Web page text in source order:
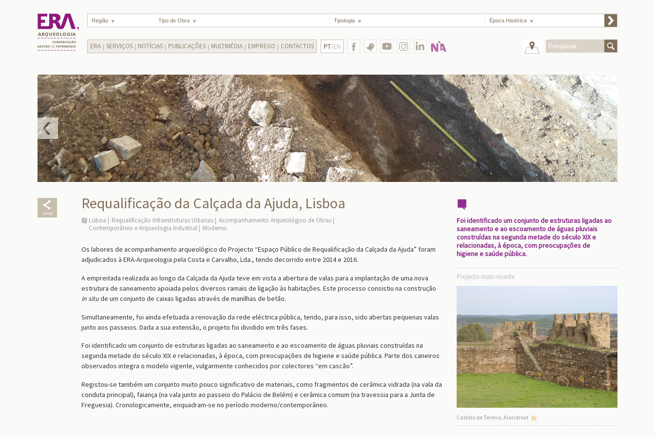
Região Tipo de Obra Tipologia Época Histórica
ERA SERVIÇOS NOTÍCIAS PUBLICAÇÕES MULTIMÉDIA EMPREGO CONTACTOS PT/EN
Requalificação da Calçada da Ajuda, Lisboa
Lisboa Requalificação Infraestruturas Urbanas
Acompanhamento Arqueológico de Obras
Contemporâneo e Arqueologia Industrial
Moderno
Os labores de acompanhamento arqueológico do Projecto “Espaço Público de Requalificação da Calçada da Ajuda” foram
adjudicados à ERA-Arqueologia pela Costa e Carvalho, Lda., tendo decorrido entre 2014 e 2016.
A empreitada realizada ao longo da Calçada da Ajuda teve em vista a abertura de valas para a implantação de uma nova
estrutura de saneamento apoiada pelos diversos ramais de ligação às habitações. Este processo consistiu na construção
in situde um conjunto de caixas ligadas através de manilhas de betão.
Simultaneamente, foi ainda efetuada a renovação da rede eléctrica pública, tendo, para isso, sido abertas pequenas valas
junto aos passeios. Dada a sua extensão, o projeto foi dividido em três fases.
Foi identificado um conjunto de estruturas ligadas ao saneamento e ao escoamento de águas pluviais construídas na
segunda metade do século XIX e relacionadas, à época, com preocupações de higiene e saúde pública. Parte dos caneiros
observados integra o modelo vigente, vulgarmente conhecidos por colectores “em cascão”.
Registou-se também um conjunto muito pouco significativo de materiais, como fragmentos de cerâmica vidrada (na vala da
conduta principal), faiança (na vala junto ao passeio do Palácio de Belém) e cerâmica comum (na travessia para a Junta de
Freguesia). Cronologicamente, enquadram-se no período moderno/contemporâneo.
Foi identificado um conjunto de estruturas ligadas ao
saneamento e ao escoamento de águas pluviais
construídas na segunda metade do século XIX e
relacionadas, à época, com preocupações de
higiene e saúde pública.
Projecto mais recente
Castelo de Terena, Alandroal